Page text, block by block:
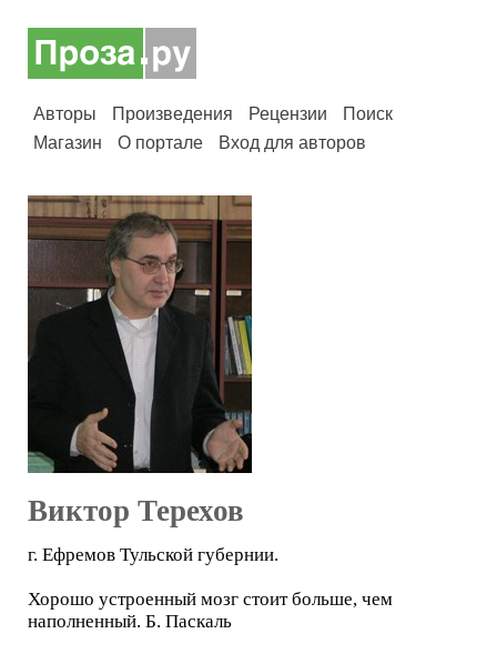
Авторы Произведения Рецензии
Поиск
Магазин
О портале Вход для авторов
Виктор Терехов
г. Ефремов Тульской губернии.
Хорошо устроенный мозг стоит больше, чем
наполненный. Б. Паскаль